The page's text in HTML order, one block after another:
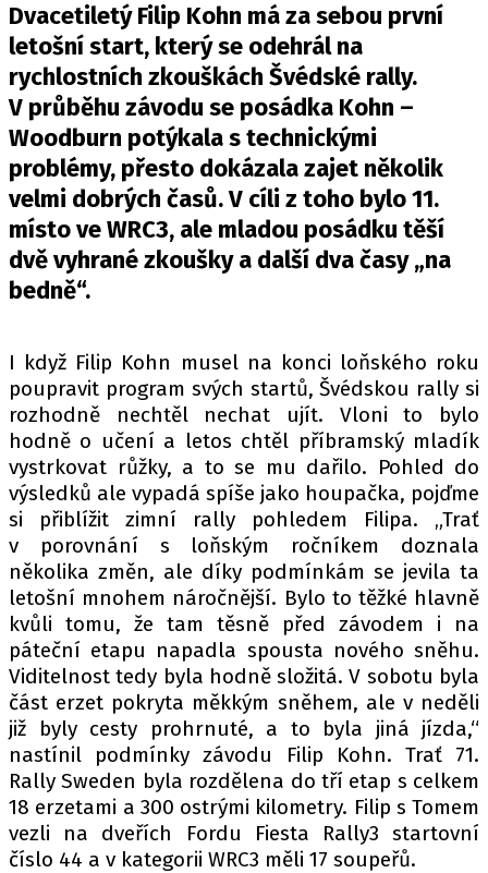
RALLY
OSTATNÍ
TISKOVKY
ROZHOVORY
DAKAR
Z DOMOVA
ZE SVĚTA
PIT LANE
ČEŠI V AKCI
FIA CEZ & POHÁRY
MEZINÁRODNÍ SCÉNA
SLEDUJTE NÁS NA|
Máte příběh, fotku nebo video?
Pošlete e-mail na autoroad.cz
ETICKÝ KODEX
KONTAKT
VYDAVATEL
INZERCE
OSOBNÍ ÚDAJE / COOKIES
Dvacetiletý Filip Kohn má za sebou první
letošní start, který se odehrál na
rychlostních zkouškách Švédské rally.
V průběhu závodu se posádka Kohn –
Woodburn potýkala s technickými
problémy, přesto dokázala zajet několik
velmi dobrých časů. V cíli z toho bylo 11.
místo ve WRC3, ale mladou posádku těší
dvě vyhrané zkoušky a další dva časy „na
bedně“.
I když Filip Kohn musel na konci loňského roku
poupravit program svých startů, Švédskou rally si
rozhodně nechtěl nechat ujít. Vloni to bylo
hodně o učení a letos chtěl příbramský mladík
vystrkovat růžky, a to se mu dařilo. Pohled do
výsledků ale vypadá spíše jako houpačka, pojďme
si přiblížit zimní rally pohledem Filipa. „Trať
v porovnání s loňským ročníkem doznala
několika změn, ale díky podmínkám se jevila ta
letošní mnohem náročnější. Bylo to těžké hlavně
kvůli tomu, že tam těsně před závodem i na
páteční etapu napadla spousta nového sněhu.
Viditelnost tedy byla hodně složitá. V sobotu byla
část erzet pokryta měkkým sněhem, ale v neděli
již byly cesty prohrnuté, a to byla jiná jízda,“
nastínil podmínky závodu Filip Kohn. Trať 71.
Rally Sweden byla rozdělena do tří etap s celkem
18 erzetami a 300 ostrými kilometry. Filip s Tomem
vezli na dveřích Fordu Fiesta Rally3 startovní
číslo 44 a v kategorii WRC3 měli 17 soupeřů.